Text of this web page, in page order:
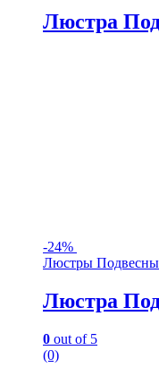
Люстра
-24%
Люстры
Люстра
0 out of 5
(0)